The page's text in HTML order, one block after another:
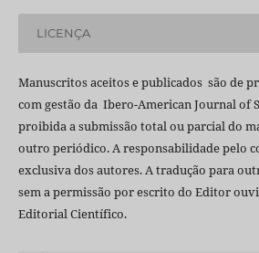
LICENÇA
Manuscritos aceitos e publicados são de
com gestão da Ibero-American Journal of
proibida a submissão total ou parcial do
outro periódico. A responsabilidade pelo
exclusiva dos autores. A tradução para
sem a permissão por escrito do Editor
Editorial Científico.